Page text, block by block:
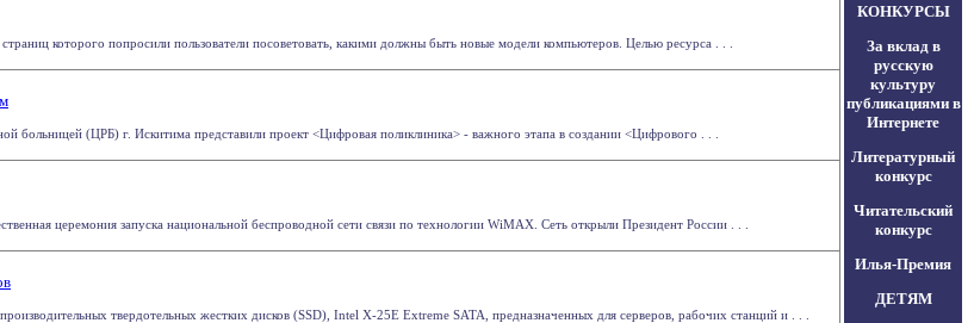
которого попросили пользователи посоветовать, какими должны быть новые модели компьютеров. Целью ресурса . . .
больницей (ЦРБ) г. Искитима представили проект <Цифровая поликлиника> - важного этапа в создании <Цифрового . . .
церемония запуска национальной беспроводной сети связи по технологии WiMAX. Сеть открыли Президент России . . .
твердотельных жестких дисков (SSD), Intel X-25E Extreme SATA, предназначенных для серверов, рабочих станций и . . .
КОНКУРСЫ
За вклад в
русскую
культуру
публикациями в
Интернете
Литературный
конкурс
Читательский
конкурс
Илья-Премия
ДЕТЯМ